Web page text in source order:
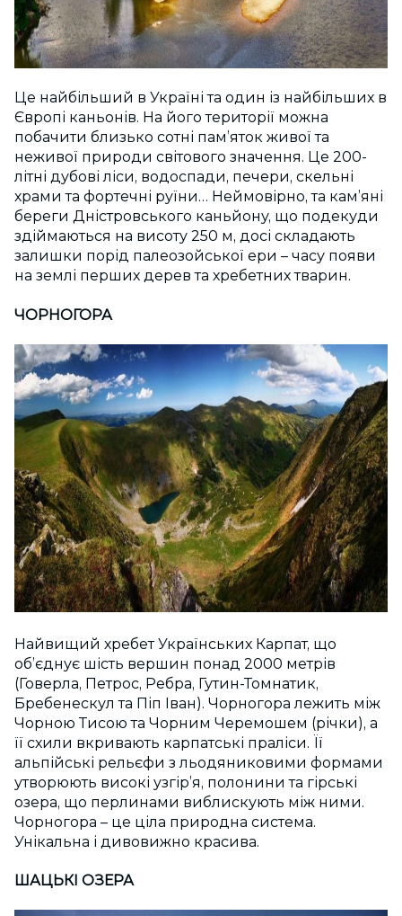
Це найбільший в Україні та один із найбільших в
Європі каньонів. На його території можна
побачити близько сотні пам’яток живої та
неживої природи світового значення. Це 200-
літні дубові ліси, водоспади, печери, скельні
храми та фортечні руїни… Неймовірно, та кам’яні
береги Дністровського каньйону, що подекуди
здіймаються на висоту 250 м, досі складають
залишки порід палеозойської ери – часу появи
на землі перших дерев та хребетних тварин.
ЧОРНОГОРА
Найвищий хребет Українських Карпат, що
об’єднує шість вершин понад 2000 метрів
(Говерла, Петрос, Ребра, Гутин-Томнатик,
Бребенескул та Піп Іван). Чорногора лежить між
Чорною Тисою та Чорним Черемошем (річки), а
її схили вкривають карпатські праліси. Її
альпійські рельєфи з льодяниковими формами
утворюють високі узгір’я, полонини та гірські
озера, що перлинами виблискують між ними.
Чорногора – це ціла природна система.
Унікальна і дивовижно красива.
ШАЦЬКІ ОЗЕРА